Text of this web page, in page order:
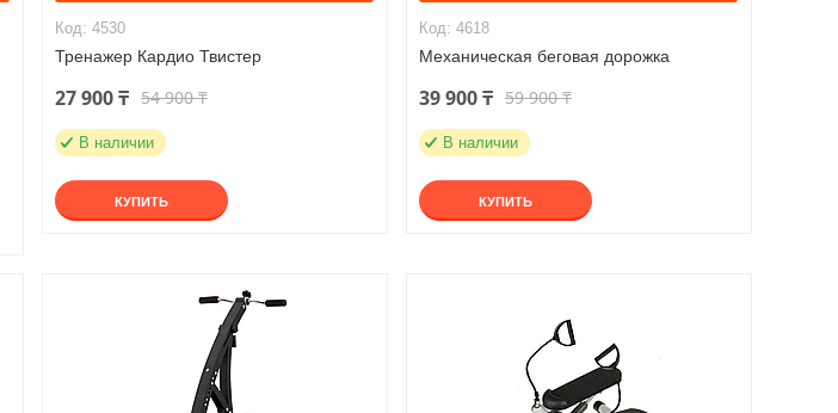
4530
Тренажер Кардио Твистер
27 900 ₸ 54 900 ₸
В наличии
КУПИТЬ
4618
Механическая беговая дорожка
39 900 ₸ 59 900 ₸
В наличии
КУПИТЬ